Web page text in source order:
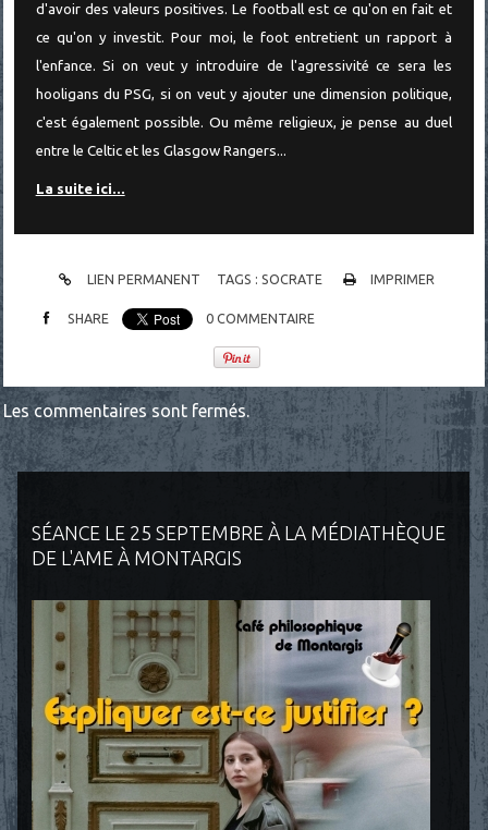
SÉANCE LE 25 SEPTEMBRE À LA MÉDIATHÈQUE
DE L'AME À MONTARGIS
d'avoir des valeurs positives. Le football est ce qu'on en fait et
ce qu'on y investit. Pour moi, le foot entretient un rapport à
l'enfance. Si on veut y introduire de l'agressivité ce sera les
hooligans du PSG, si on veut y ajouter une dimension politique,
c'est également possible. Ou même religieux, je pense au duel
entre le Celtic et les Glasgow Rangers...
La suite ici...
LIEN PERMANENT TAGS :SOCRATE IMPRIMER
SHARE 0 COMMENTAIRE
Les commentaires sont fermés.